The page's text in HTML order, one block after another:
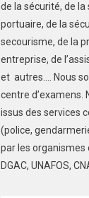
de la sécurité, de
portuaire, de la
secourisme, de la
entreprise, de
et autres…. Nous
centre
issus des services
(police,
par les organismes
DGAC, UNAFOS,